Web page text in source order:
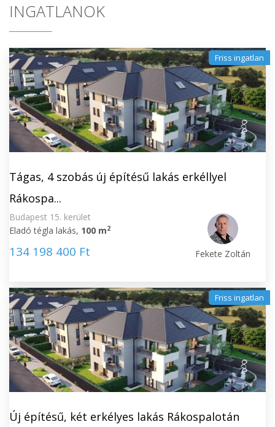
INGATLANOK
Friss ingatlan
Tágas, 4 szobás új építésű lakás erkéllyel
Rákospa...
Budapest 15. kerület
Eladó tégla lakás, 100 m2
134 198 400 Ft Fekete Zoltán
Friss ingatlan
Új építésű, két erkélyes lakás Rákospalotán